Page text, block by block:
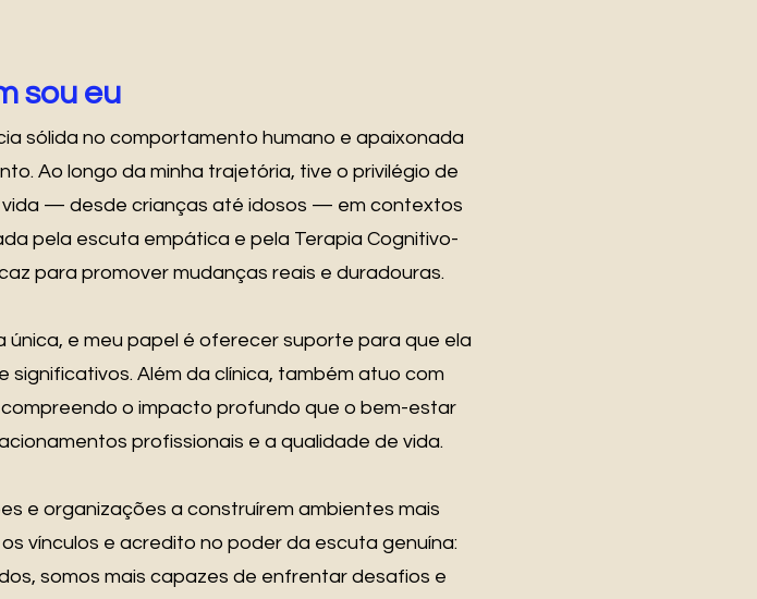
sou eu
sólida no comportamento humano e apaixonada
Ao longo da minha trajetória, tive o privilégio de
— desde crianças até idosos — em contextos
pela escuta empática e pela Terapia Cognitivo-
para promover mudanças reais e duradouras.
e meu papel é oferecer suporte para que ela
significativos. Além da clínica, também atuo com
o impacto profundo que o bem-estar
profissionais e a qualidade de vida.
e organizações a construírem ambientes mais
vínculos e acredito no poder da escuta genuína:
somos mais capazes de enfrentar desafios e